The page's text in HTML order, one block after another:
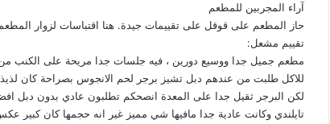
آراء المجربين للمطعم
حاز المطعم على قوقل على تقييمات جيدة. هنا اقتباسات لزوار
تقييم مشعل:
مطعم جميل جدا ووسيع دورين ، فيه جلسات جدا مريحة على الكنب من
للاكل طلبت من عندهم دبل تشيز برجر لحم الانجوس بصراحة كان
لكن البرجر ثقيل جدا على المعدة انصحكم تطلبون عادي بدون
تايلندي وكانت عادية جدا مافيها شي مميز غير انه حجمها كان كبير